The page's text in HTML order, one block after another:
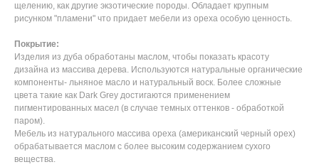
щелению, как другие экзотические породы. Обладает крупным
рисунком "пламени" что придает мебели из ореха особую ценность.
Покрытие:
Изделия из дуба обработаны маслом, чтобы показать красоту
дизайна из массива дерева. Используются натуральные органические
компоненты- льняное масло и натуральный воск. Более сложные
цвета такие как Dark Grey достигаются применением
пигментированных масел (в случае темных оттенков - обработкой
паром).
Мебель из натурального массива ореха (американский черный орех)
обрабатывается маслом с более высоким содержанием сухого
вещества.